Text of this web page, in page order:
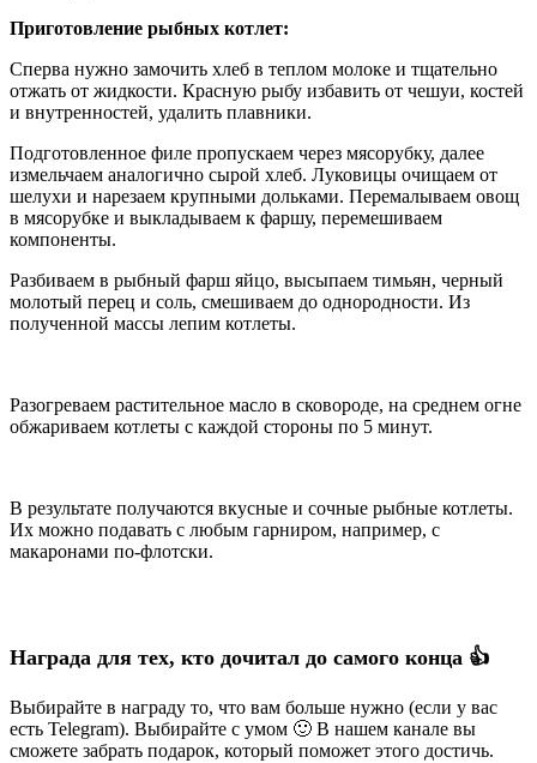
Приготовление рыбных котлет:
Сперва нужно замочить хлеб в теплом молоке и тщательно
отжать от жидкости. Красную рыбу избавить от чешуи, костей
и внутренностей, удалить плавники.
Подготовленное филе пропускаем через мясорубку, далее
измельчаем аналогично сырой хлеб. Луковицы очищаем от
шелухи и нарезаем крупными дольками. Перемалываем овощ
в мясорубке и выкладываем к фаршу, перемешиваем
компоненты.
Разбиваем в рыбный фарш яйцо, высыпаем тимьян, черный
молотый перец и соль, смешиваем до однородности. Из
полученной массы лепим котлеты.
Разогреваем растительное масло в сковороде, на среднем огне
обжариваем котлеты с каждой стороны по 5 минут.
В результате получаются вкусные и сочные рыбные котлеты.
Их можно подавать с любым гарниром, например, с
макаронами по-флотски.
Награда для тех, кто дочитал до самого конца 👍
Выбирайте в награду то, что вам больше нужно (если у вас
есть Telegram). Выбирайте с умом 🙂 В нашем канале вы
сможете забрать подарок, который поможет этого достичь.